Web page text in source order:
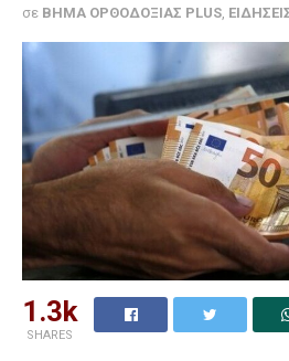
σε ΒΗΜΑ ΟΡΘΟΔΟΞΙΑΣ PLUS,
1.3k
SHARES